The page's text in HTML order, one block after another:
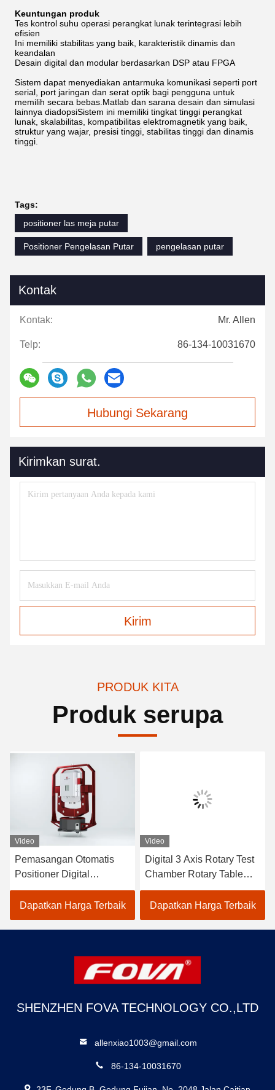
Keuntungan produk
Tes kontrol suhu operasi perangkat lunak terintegrasi lebih
efisien
Ini memiliki stabilitas yang baik, karakteristik dinamis dan
keandalan
Desain digital dan modular berdasarkan DSP atau FPGA
Sistem dapat menyediakan antarmuka komunikasi seperti port
serial, port jaringan dan serat optik bagi pengguna untuk
memilih secara bebas.Matlab dan sarana desain dan simulasi
lainnya diadopsiSistem ini memiliki tingkat tinggi perangkat
lunak, skalabilitas, kompatibilitas elektromagnetik yang baik,
struktur yang wajar, presisi tinggi, stabilitas tinggi dan dinamis
tinggi.
Tags:
positioner las meja putar
Positioner Pengelasan Putar pengelasan putar
Kontak
Kontak: Mr. Allen
Telp: 86-134-10031670
Hubungi Sekarang
Kirimkan surat.
Kirim
PRODUK KITA
Produk serupa
Video
Pemasangan Otomatis
Positioner Digital
dikendalikan Tiga Axis
Turntable 40kg
Dapatkan Harga Terbaik
Video
Digital 3 Axis Rotary Test
Chamber Rotary Table
Pipe Positioner Rotary
Welding
Dapatkan Harga Terbaik
SHENZHEN FOVA TECHNOLOGY CO.,LTD
allenxiao1003@gmail.com
86-134-10031670